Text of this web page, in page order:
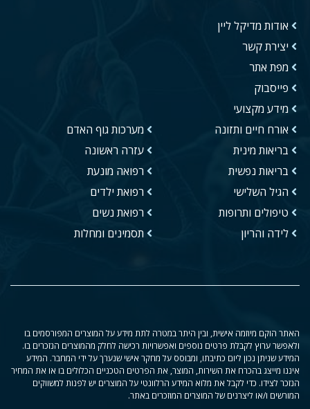
אודות מדיקל ליין
יצירת קשר
מפת אתר
פייסבוק
מידע מקצועי
אורח חיים ותזונה
בריאות מינית
בריאות נפשית
הגיל השלישי
טיפולים ותרופות
לידה והריון
מערכות גוף האדם
עזרה ראשונה
רפואה מונעת
רפואת ילדים
רפואת נשים
תסמינים ומחלות
האתר הוקם מיוזמה אישית, ובין היתר במטרה לתת מידע על המוצרים המפורסמים בו
ולאפשר ערוץ לקבלת פרטים נוספים ואפשרויות רכישה לחלק מהמוצרים הנזכרים בו.
המידע שניתן נכון ליום כתיבתו, ומבוסס על מחקר אישי שנערך על ידי המחבר. המידע
איננו מייצג בהכרח את השירות, המוצר, את הפרטים הטכניים הכלולים בו או את המחיר
הנזכר לצידו. כדי לקבל את מלוא המידע הרלוונטי על המוצרים יש לפנות למשווקים
המורשים ו/או ליצרנים של המוצרים המוזכרים באתר.